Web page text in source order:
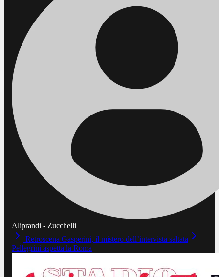
Aliprandi - Zucchelli
Retroscena Gasperini, il mistero dell’intervista saltata
Pellegrini aspetta la Roma